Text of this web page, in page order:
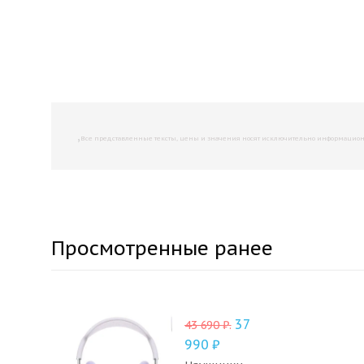
, Все представленные тексты, цены и значения носят исключительно
Просмотренные ранее
43 690₽. 37
990₽